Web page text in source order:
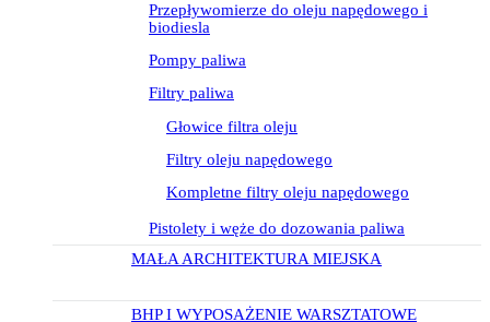
Przepływomierze do oleju napędowego i
biodiesla
Pompy paliwa
Filtry paliwa
Głowice filtra oleju
Filtry oleju napędowego
Kompletne filtry oleju napędowego
Pistolety i węże do dozowania paliwa
MAŁA ARCHITEKTURA MIEJSKA
BHP I WYPOSAŻENIE WARSZTATOWE